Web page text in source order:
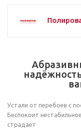
Устали от перебоев с
Беспокоит
страдает